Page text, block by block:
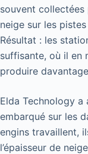
souvent
neige sur les
Résultat : les
suffisante, où il en
produire
Elda Technology a
embarqué sur les
engins travaillent,
l’épaisseur de